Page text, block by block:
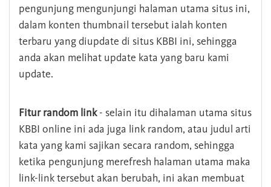
pengunjung mengunjungi halaman utama situs ini,
dalam konten thumbnail tersebut ialah konten
terbaru yang diupdate di situs KBBI ini, sehingga
anda akan melihat update kata yang baru kami
update.
Fitur random link- selain itu dihalaman utama situs
KBBI online ini ada juga link random, atau judul arti
kata yang kami sajikan secara random, sehingga
ketika pengunjung merefresh halaman utama maka
link-link tersebut akan berubah, ini akan membuat